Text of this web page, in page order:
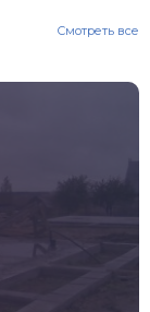
Смотреть все